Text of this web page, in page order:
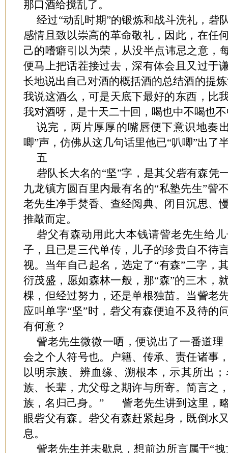
那口酒给搅乱了。
经过“动乱时期”的锻炼和战斗洗礼，砦
感情且致以崇高的革命敬礼，因此，在任
己的嗜癖引以为荣，从没半点讳忌之意，
便马上把话茬接过去，深有体会且又过于
长地说出自己对酒的概括酒的总结酒的提
我说这酒么，可是天底下最好的东西，比
我对酒呀，是十天二十回，喝也中不喝也
说完，两片厚厚的嘴唇便下意识地奏
唧”声，仿佛从这几句话里他已“叭唧”出了
五
砦队长大名的“坚”字，是其父砦有森凭
九龙镇方圆百里内最有名的“私塾先生”訾
老先生净手焚香、查经阅典、闭目沉思、
推敲而定。
砦父有森动用此大本钱请訾老先生给
子，且已是三代单传，儿子的珍贵自不待
视。当年自己起名，选定了“有森”二字，
衍茂盛，愿如森林一般，那“森”的三木，
棵，但经过努力，还是单根独苗。当訾老
应叫单字“坚”时，砦父有森便迫不及待的
有何意？
訾老先生微微一哂，便说出了一番道理
会之个人符号也。户籍、传承、责任诸事
以明宗族、辨血缘、溯根本，示其所出
族、长辈，尤父母之期许与所寄。简言之
族，名归己身。” 訾老先生讲到这里，
眼砦父有森。砦父有森赶紧起身，既倒水
息。
訾老先生并未歇息，想前边所言属于“